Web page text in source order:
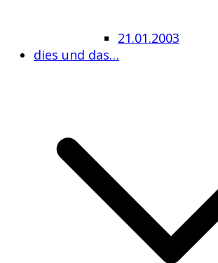
21.01.2003
dies und das…